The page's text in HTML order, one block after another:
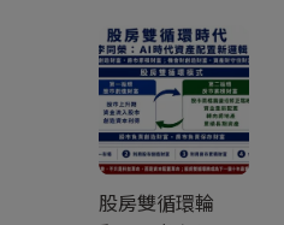
股房雙循環輪